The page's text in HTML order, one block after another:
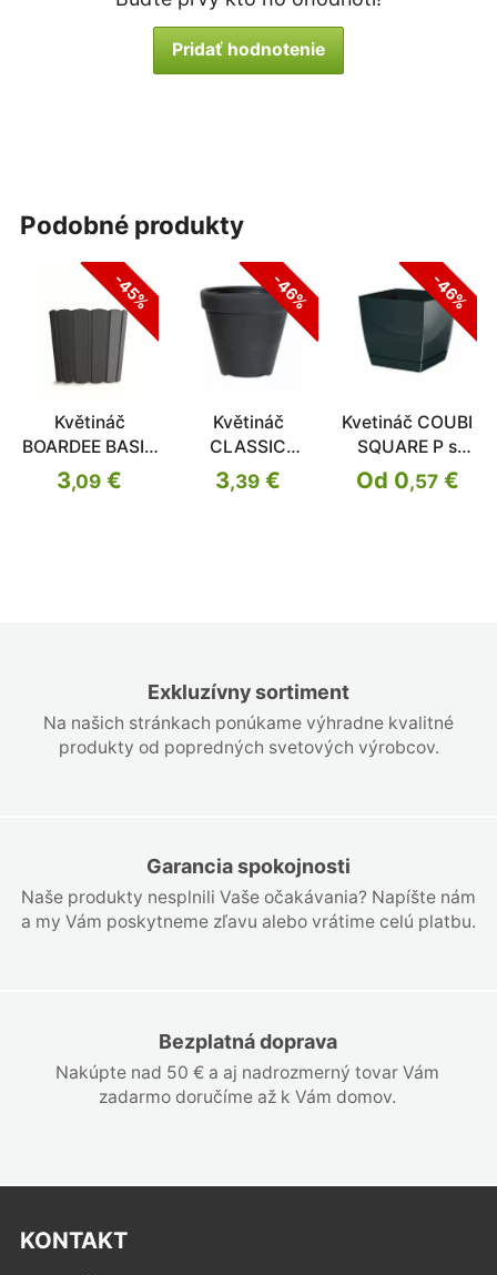
Exkluzívny sortiment
Na našich stránkach ponúkame výhradne kvalitné
produkty od popredných svetových výrobcov.
Garancia spokojnosti
Naše produkty nesplnili Vaše očakávania? Napíšte nám
a my Vám poskytneme zľavu alebo vrátime celú platbu.
Bezplatná doprava
Nakúpte nad 50 € a aj nadrozmerný tovar Vám
zadarmo doručíme až k Vám domov.
Pridať hodnotenie
podobné produkty
-45%
Květináč
BOARDEE BASIC
antracit 28,5cm
3,09 €
-46%
Květináč
CLASSIC
antracit 30cm
3,39 €
-46%
Kvetináč COUBI
SQUARE P s
miskou
Od 0,57€
KONTAKT